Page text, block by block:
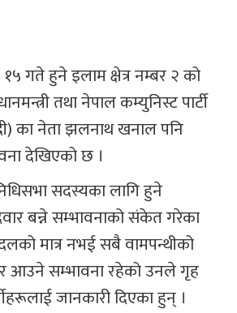
गते हुने इलाम क्षेत्र नम्बर २ को
तथा नेपाल कम्युनिस्ट पार्टी
का नेता झलनाथ खनाल पनि
देखिएको छ ।
सदस्यका लागि हुने
बन्ने सम्भावनाको संकेत गरेका
मात्र नभई सबै वामपन्थीको
आउने सम्भावना रहेको उनले गृह
जानकारी दिएका हुन् ।